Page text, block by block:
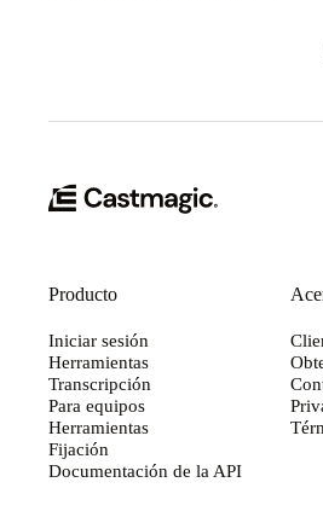
Producto
Iniciar sesión
Herramientas
Transcripción
Para equipos
Herramientas
Fijación
Documentación de la API